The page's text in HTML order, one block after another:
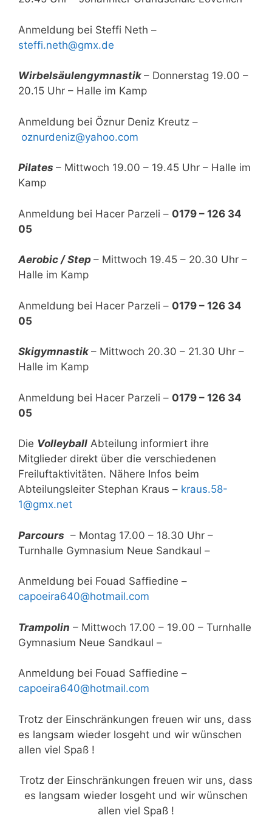
Anmeldung bei Steffi Neth –
steffi.neth@gmx.de
Wirbelsäulengymnastik – Donnerstag 19.00 –
20.15 Uhr – Halle im Kamp
Anmeldung bei Öznur Deniz Kreutz –
oznurdeniz@yahoo.com
Pilates – Mittwoch 19.00 – 19.45 Uhr – Halle im
Kamp
Anmeldung bei Hacer Parzeli – 0179 – 126 34
05
Aerobic / Step – Mittwoch 19.45 – 20.30 Uhr –
Halle im Kamp
Anmeldung bei Hacer Parzeli – 0179 – 126 34
05
Skigymnastik – Mittwoch 20.30 – 21.30 Uhr –
Halle im Kamp
Anmeldung bei Hacer Parzeli – 0179 – 126 34
05
Die Volleyball Abteilung informiert ihre
Mitglieder direkt über die verschiedenen
Freiluftaktivitäten. Nähere Infos beim
Abteilungsleiter Stephan Kraus – kraus.58-
1@gmx.net
Parcours – Montag 17.00 – 18.30 Uhr –
Turnhalle Gymnasium Neue Sandkaul –
Anmeldung bei Fouad Saffiedine –
capoeira640@hotmail.com
Trampolin – Mittwoch 17.00 – 19.00 – Turnhalle
Gymnasium Neue Sandkaul –
Anmeldung bei Fouad Saffiedine –
capoeira640@hotmail.com
Trotz der Einschränkungen freuen wir uns, dass
es langsam wieder losgeht und wir wünschen
allen viel Spaß !
Trotz der Einschränkungen freuen wir uns, dass
es langsam wieder losgeht und wir wünschen
allen viel Spaß !